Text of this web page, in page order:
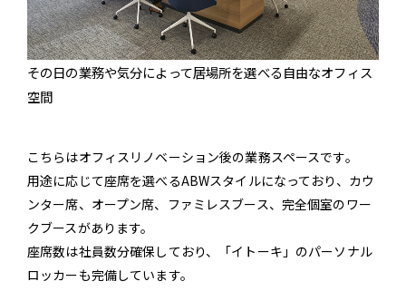
その日の業務や気分によって居場所を選べる自由なオフィス
空間
こちらはオフィスリノベーション後の業務スペースです。
用途に応じて座席を選べるABWスタイルになっており、カウ
ンター席、オープン席、ファミレスブース、完全個室のワー
クブースがあります。
座席数は社員数分確保しており、「イトーキ」のパーソナル
ロッカーも完備しています。